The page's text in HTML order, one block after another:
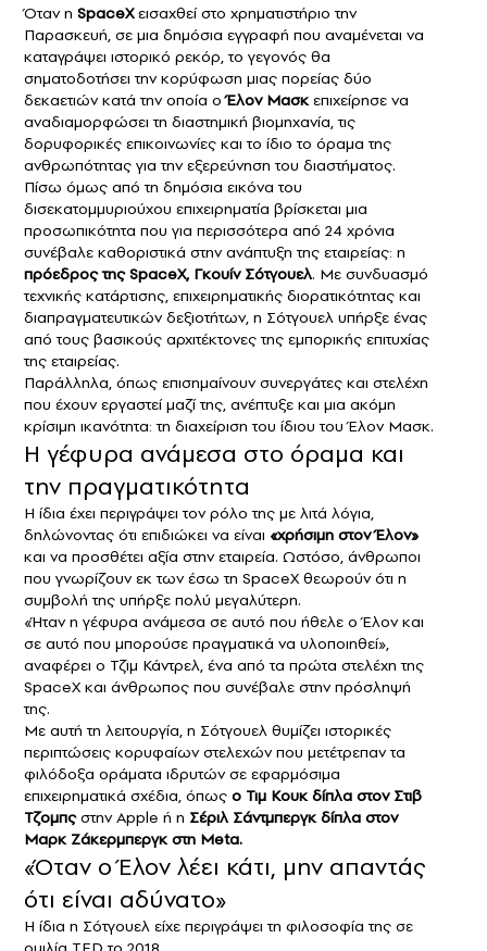
Όταν η SpaceXεισαχθεί στο χρηματιστήριο την
Παρασκευή, σε μια δημόσια εγγραφή που αναμένεται να
καταγράψει ιστορικό ρεκόρ, το γεγονός θα
σηματοδοτήσει την κορύφωση μιας πορείας δύο
δεκαετιών κατά την οποία οΈλον Μασκεπιχείρησε να
αναδιαμορφώσει τη διαστημική βιομηχανία, τις
δορυφορικές επικοινωνίες και το ίδιο το όραμα της
ανθρωπότητας για την εξερεύνηση του διαστήματος.
Πίσω όμως από τη δημόσια εικόνα του
δισεκατομμυριούχου επιχειρηματία βρίσκεται μια
προσωπικότητα που για περισσότερα από 24 χρόνια
συνέβαλε καθοριστικά στην ανάπτυξη της εταιρείας: η
πρόεδρος της SpaceX, Γκουίν Σότγουελ. Με συνδυασμό
τεχνικής κατάρτισης, επιχειρηματικής διορατικότητας και
διαπραγματευτικών δεξιοτήτων, η Σότγουελ υπήρξε ένας
από τους βασικούς αρχιτέκτονες της εμπορικής επιτυχίας
της εταιρείας.
Παράλληλα, όπως επισημαίνουν συνεργάτες και στελέχη
που έχουν εργαστεί μαζί της, ανέπτυξε και μια ακόμη
κρίσιμη ικανότητα: τη διαχείριση του ίδιου του Έλον Μασκ.
Η γέφυρα ανάμεσα στο όραμα και
την πραγματικότητα
Η ίδια έχει περιγράψει τον ρόλο της με λιτά λόγια,
δηλώνοντας ότι επιδιώκει να είναι «χρήσιμη στον Έλον»
και να προσθέτει αξία στην εταιρεία. Ωστόσο, άνθρωποι
που γνωρίζουν εκ των έσω τη SpaceX θεωρούν ότι η
συμβολή της υπήρξε πολύ μεγαλύτερη.
«Ήταν η γέφυρα ανάμεσα σε αυτό που ήθελε ο Έλον και
σε αυτό που μπορούσε πραγματικά να υλοποιηθεί»,
αναφέρει ο Τζιμ Κάντρελ, ένα από τα πρώτα στελέχη της
SpaceX και άνθρωπος που συνέβαλε στην πρόσληψή
της.
Με αυτή τη λειτουργία, η Σότγουελ θυμίζει ιστορικές
περιπτώσεις κορυφαίων στελεχών που μετέτρεπαν τα
φιλόδοξα οράματα ιδρυτών σε εφαρμόσιμα
επιχειρηματικά σχέδια, όπως ο Τιμ Κουκ δίπλα στον Στιβ
Τζομπςστην Apple ή η Σέριλ Σάντμπεργκ δίπλα στον
Μαρκ Ζάκερμπεργκ στη Meta.
«Όταν ο Έλον λέει κάτι, μην απαντάς
ότι είναι αδύνατο»
Η ίδια η Σότγουελ είχε περιγράψει τη φιλοσοφία της σε